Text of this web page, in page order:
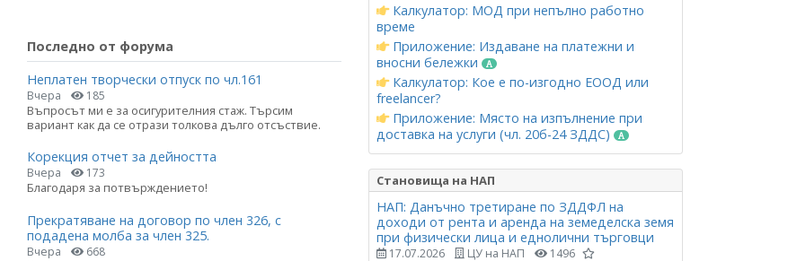
Последно от форума
Неплатен творчески отпуск по чл.161
Вчера 185
Въпросът ми е за осигурителния стаж. Търсим
вариант как да се отрази толкова дълго отсъствие.
Корекция отчет за дейността
Вчера 173
Благодаря за потвърждението!
Прекратяване на договор по член 326, с
подадена молба за член 325.
Вчера 668
Калкулатор: МОД при непълно работно
време
Приложение: Издаване на платежни и
вносни бележки
Калкулатор: Кое е по-изгодно ЕООД или
freelancer?
Приложение: Място на изпълнение при
доставка на услуги (чл. 20б-24 ЗДДС)
Становища на НАП
НАП: Данъчно третиране по ЗДДФЛ на
доходи от рента и аренда на земеделска земя
при физически лица и еднолични търговци
17.07.2026 ЦУ на НАП 1496